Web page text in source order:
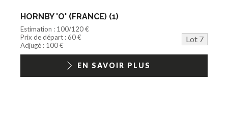
HORNBY 'O' (FRANCE) (1)
Estimation : 100/120 €
Prix de départ : 60 €
Lot 7
Adjugé : 100 €
EN SAVOIR PLUS